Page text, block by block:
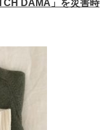
DAMA」を災害時